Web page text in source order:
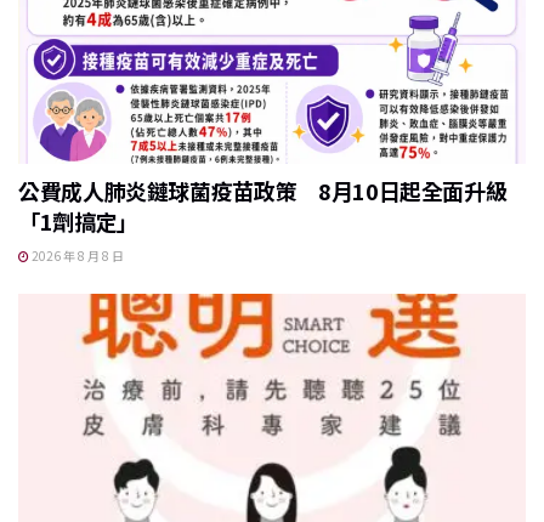
公費成人肺炎鏈球菌疫苗政策 8月10日起全面升級
「1劑搞定」
2026 年 8 月 8 日